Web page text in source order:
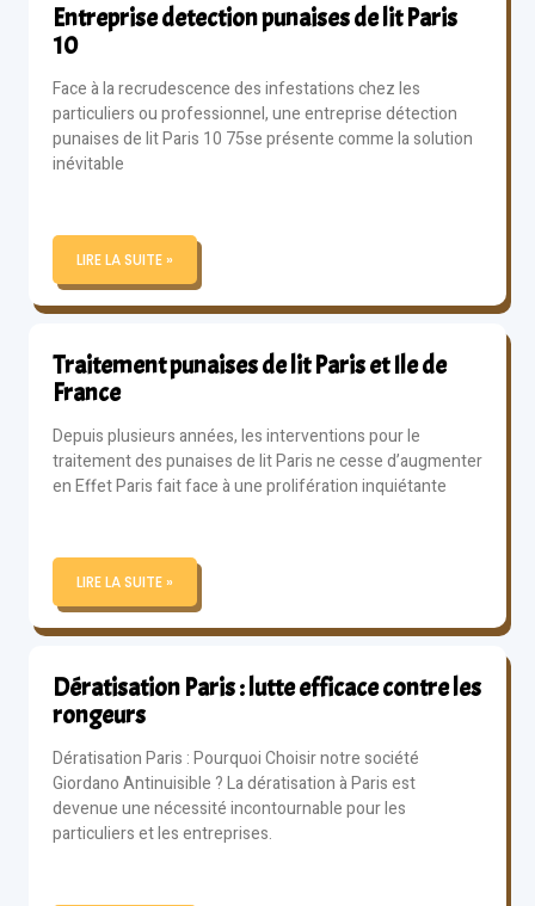
Entreprise detection punaises de lit Paris
10
Face à la recrudescence des infestations chez les
particuliers ou professionnel, une entreprise détection
punaises de lit Paris 10 75se présente comme la solution
inévitable
LIRE LA SUITE »
Traitement punaises de lit Paris et Ile de
France
Depuis plusieurs années, les interventions pour le
traitement des punaises de lit Paris ne cesse d’augmenter
en Effet Paris fait face à une prolifération inquiétante
LIRE LA SUITE »
Dératisation Paris : lutte efficace contre les
rongeurs
Dératisation Paris : Pourquoi Choisir notre société
Giordano Antinuisible ? La dératisation à Paris est
devenue une nécessité incontournable pour les
particuliers et les entreprises.